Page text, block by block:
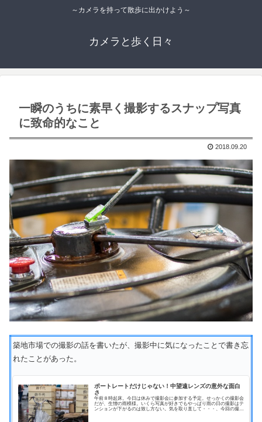
～カメラを持って散歩に出かけよう～
カメラと歩く日々
一瞬のうちに素早く撮影するスナップ写真
に致命的なこと
2018.09.20
築地市場での撮影の話を書いたが、撮影中に気になったことで書き忘
れたことがあった。
ポートレートだけじゃない！中望遠レンズの意外な面白
さ
午前８時起床。今日は休みで撮影会に参加する予定。せっかくの撮影会
だが、生憎の雨模様。いくら写真が好きでもやっぱり雨の日の撮影はテ
ンションが下がるのは致し方ない。気を取り直して・・・、今回の撮影